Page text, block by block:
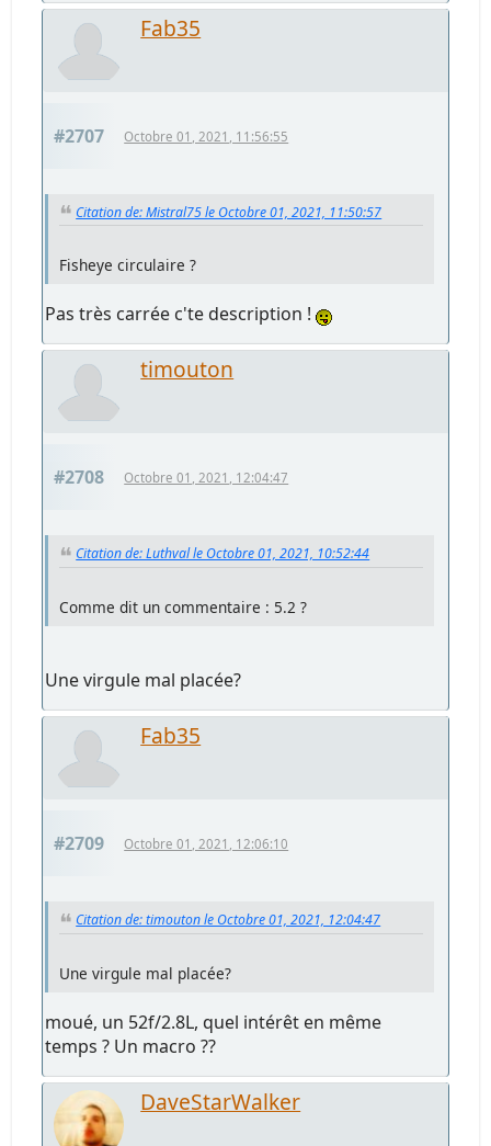
Fab35
#2707 Octobre 01, 2021, 11:56:55
Citation de: Mistral75 le Octobre 01, 2021, 11:50:57
Fisheye circulaire ?
Pas très carrée c'te description !
timouton
#2708 Octobre 01, 2021, 12:04:47
Citation de: Luthval le Octobre 01, 2021, 10:52:44
Comme dit un commentaire : 5.2 ?
Une virgule mal placée?
Fab35
#2709 Octobre 01, 2021, 12:06:10
Citation de: timouton le Octobre 01, 2021, 12:04:47
Une virgule mal placée?
moué, un 52f/2.8L, quel intérêt en même
temps ? Un macro ??
DaveStarWalker